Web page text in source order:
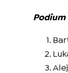
Podium